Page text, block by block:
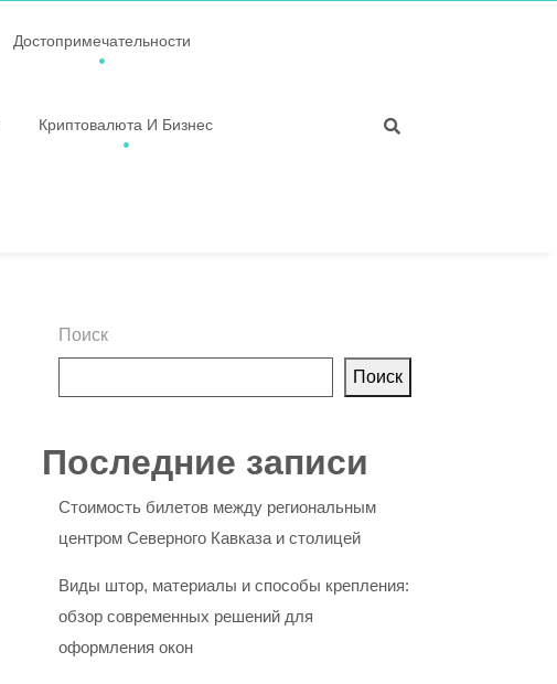
Достопримечательности
Криптовалюта И Бизнес
Поиск
Поиск
Последние записи
Стоимость билетов между региональным
центром Северного Кавказа и столицей
Виды штор, материалы и способы крепления:
обзор современных решений для
оформления окон